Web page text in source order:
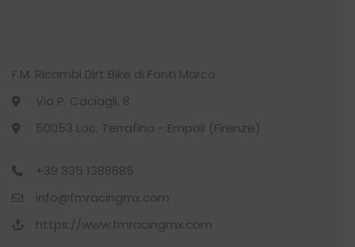
F.M. Ricambi Dirt Bike di Fanti Marco
Via P. Caciagli, 8
50053 Loc. Terrafino - Empoli (Firenze)
+39 335 1388685
info@fmracingmx.com
https://www.fmracingmx.com